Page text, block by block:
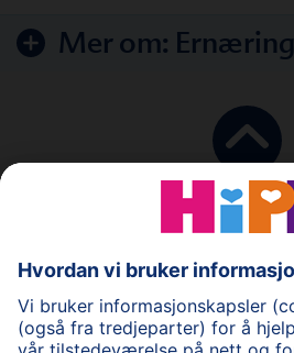
Mer om: Ernæring
Til toppen